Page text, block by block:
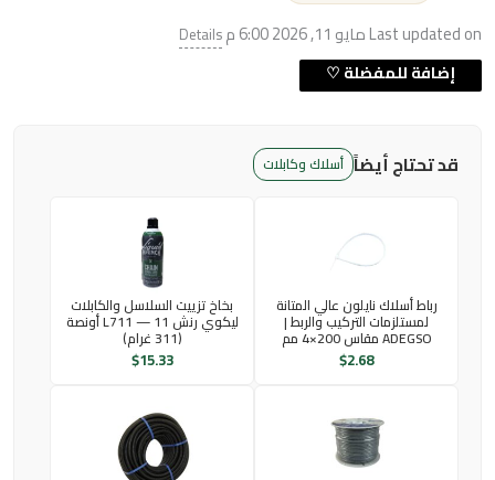
Last updated on مايو 11, 2026 6:00 م Details
قد تحتاج أيضاً أسلاك وكابلات
رباط أسلاك نايلون عالي المتانة
لمستلزمات التركيب والربط |
ADEGSO مقاس 200×4 مم
$2.68
بخاخ تزييت السلاسل والكابلات
ليكوي رنش L711 — 11 أونصة
(311 غرام)
$15.33